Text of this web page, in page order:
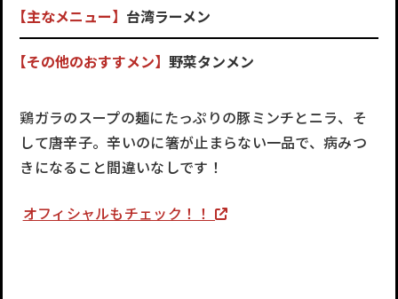
【主なメニュー】 台湾ラーメン
【その他のおすすメン】野菜タンメン
鶏ガラのスープの麺にたっぷりの豚ミンチとニラ、そ
して唐辛子。辛いのに箸が止まらない一品で、病みつ
きになること間違いなしです！
オフィシャルもチェック！！